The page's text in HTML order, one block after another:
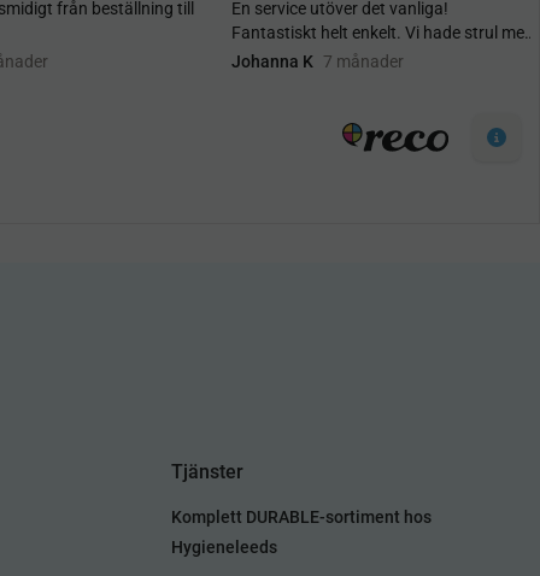
Tjänster
Komplett DURABLE-sortiment hos
Hygieneleeds